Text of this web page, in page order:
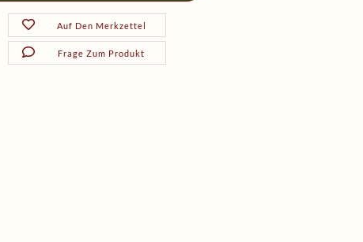
Auf Den Merkzettel
Frage Zum Produkt